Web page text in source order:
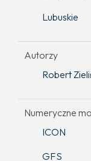
Lubuskie
Autorzy
Robert
Numeryczne
ICON
GFS